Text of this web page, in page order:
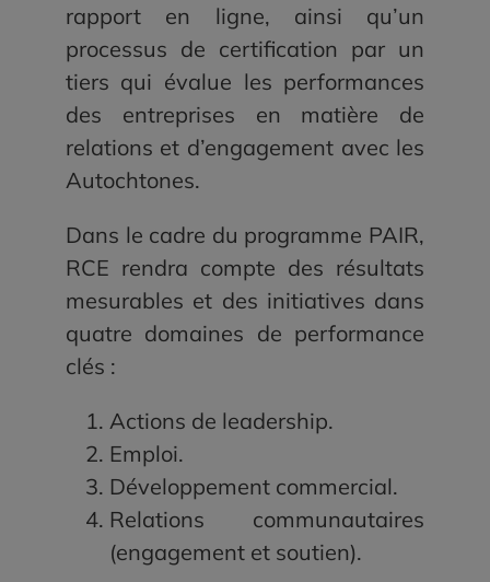
rapport en ligne, ainsi qu’un
processus de certification par un
tiers qui évalue les performances
des entreprises en matière de
relations et d’engagement avec les
Autochtones.
Dans le cadre du programme PAIR,
RCE rendra compte des résultats
mesurables et des initiatives dans
quatre domaines de performance
clés :
Actions de leadership.
Emploi.
Développement commercial.
Relations communautaires
(engagement et soutien).